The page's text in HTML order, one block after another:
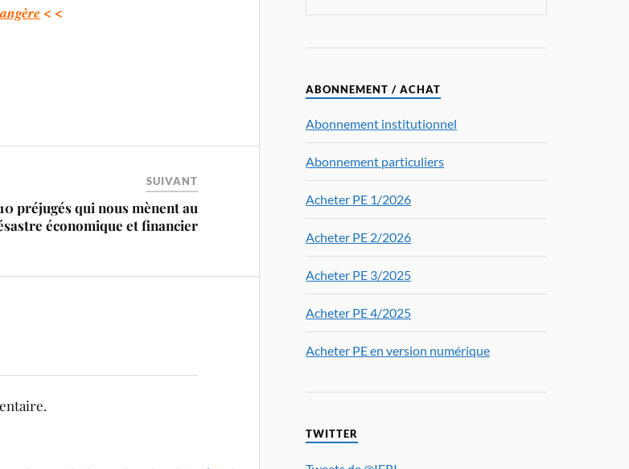
< <
SUIVANT
préjugés qui nous mènent au
économique et financier
ABONNEMENT / ACHAT
Abonnement institutionnel
Abonnement particuliers
Acheter PE 1/2026
Acheter PE 2/2026
Acheter PE 3/2025
Acheter PE 4/2025
Acheter PE en version numérique
TWITTER